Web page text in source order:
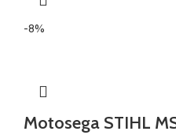
-8%
Motosega STIHL